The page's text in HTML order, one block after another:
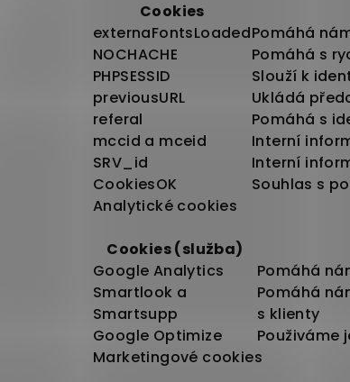
Cookies
externaFontsLoadedPomáhá
NOCHACHE
Pomáhá s
PHPSESSID
Slouží k
previousURL
Ukládá
referal
Pomáhá s
mccid a mceid
Interní
SRV_id
Interní
CookiesOK
Souhlas s
Analytické cookies
Cookies (služba)
Google Analytics
Pomáhá
Smartlook a
Smartsupp
Pomáhá
s klienty
Google Optimize
Použiváme
Marketingové cookies